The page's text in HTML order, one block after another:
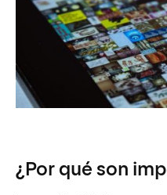
¿Por qué son